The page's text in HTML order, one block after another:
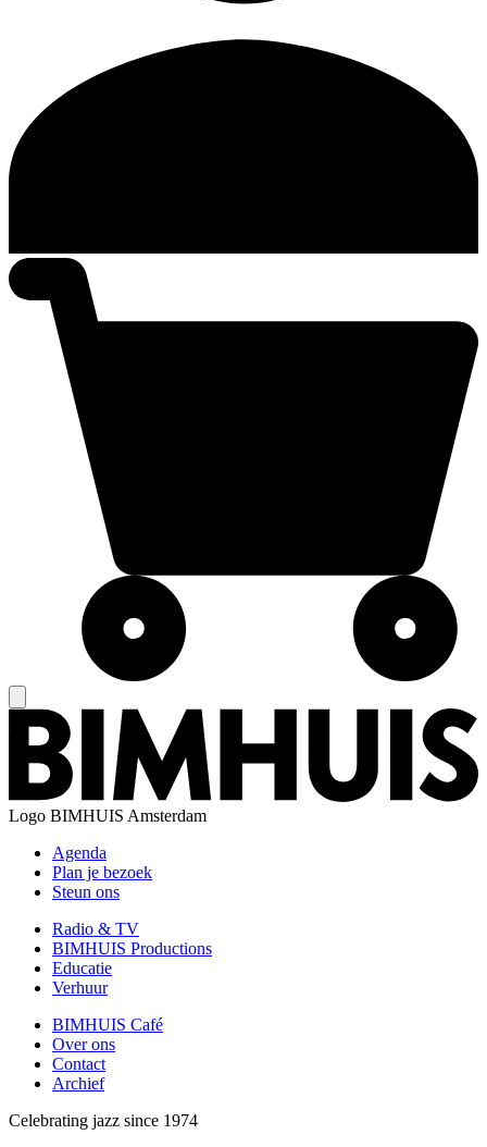
Logo BIMHUIS Amsterdam
Agenda
Plan je bezoek
Steun ons
Radio & TV
BIMHUIS Productions
Educatie
Verhuur
BIMHUIS Café
Over ons
Contact
Archief
Celebrating jazz since 1974